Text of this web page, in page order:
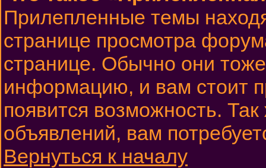
Прилепленные темы
странице просмотра
странице. Обычно они
информацию, и вам стоит
появится возможность.
объявлений, вам
Вернуться к началу